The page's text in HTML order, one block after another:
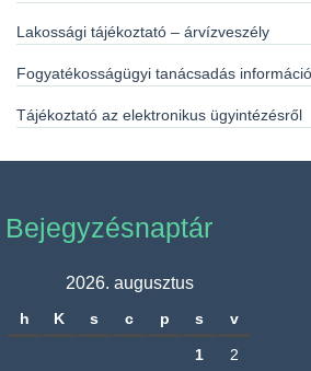
Lakossági tájékoztató – árvízveszély
Fogyatékosságügyi tanácsadás
Tájékoztató az elektronikus ügyintézésről
Bejegyzésnaptár
2026. augusztus
h K s c p s v
1
2